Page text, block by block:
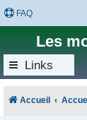
FAQ
Les
Links
Accueil